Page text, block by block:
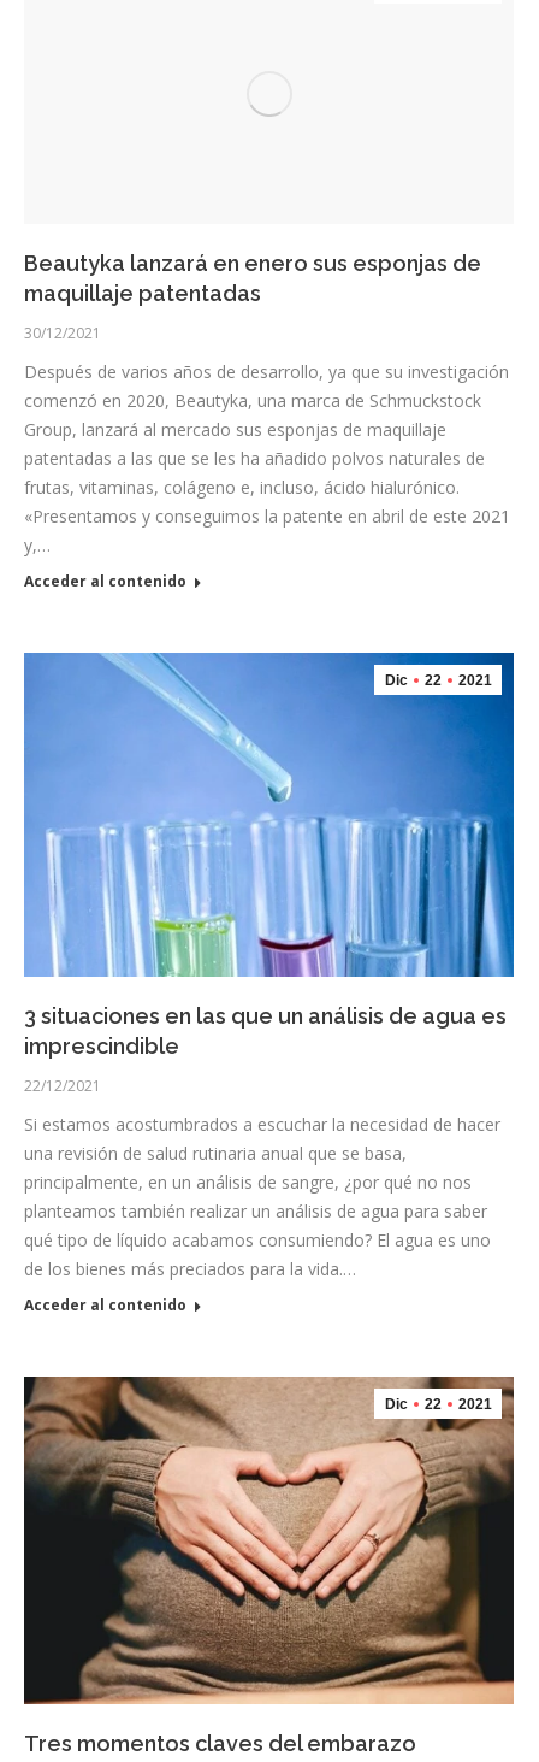
Beautyka lanzará en enero sus esponjas de
maquillaje patentadas
30/12/2021
Después de varios años de desarrollo, ya que su investigación
comenzó en 2020, Beautyka, una marca de Schmuckstock
Group, lanzará al mercado sus esponjas de maquillaje
patentadas a las que se les ha añadido polvos naturales de
frutas, vitaminas, colágeno e, incluso, ácido hialurónico.
«Presentamos y conseguimos la patente en abril de este 2021
y,…
Acceder al contenido
Dic 22 2021
3 situaciones en las que un análisis de agua es
imprescindible
22/12/2021
Si estamos acostumbrados a escuchar la necesidad de hacer
una revisión de salud rutinaria anual que se basa,
principalmente, en un análisis de sangre, ¿por qué no nos
planteamos también realizar un análisis de agua para saber
qué tipo de líquido acabamos consumiendo? El agua es uno
de los bienes más preciados para la vida.…
Acceder al contenido
Dic 22 2021
Tres momentos claves del embarazo